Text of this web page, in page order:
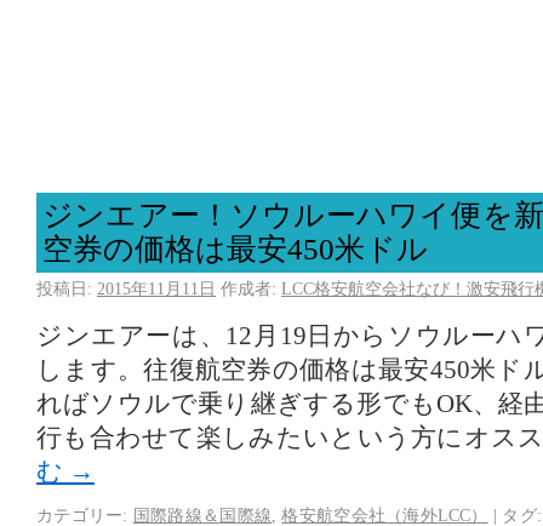
ジンエアー！ソウルーハワイ便を
空券の価格は最安450米ドル
投稿日: 2015年11月11日 作成者: LCC格安航空会社なび！激安飛行
ジンエアーは、12月19日からソウルーハ
します。往復航空券の価格は最安450米ド
ればソウルで乗り継ぎする形でもOK、経
行も合わせて楽しみたいという方にオス
む →
カテゴリー: 国際路線＆国際線 ,格安航空会社（海外LCC） | タグ: